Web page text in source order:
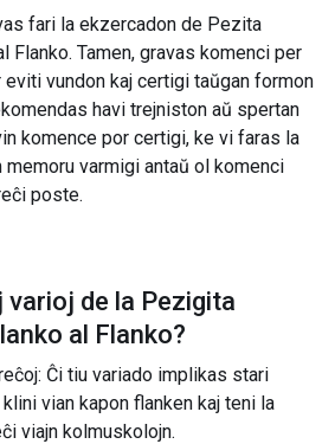
fari la ekzercadon de Pezita
Flanko. Tamen, gravas komenci per
vundon kaj certigi taŭgan formon
havi trejniston aŭ spertan
komence por certigi, ke vi faras la
varmigi antaŭ ol komenci
poste.
de la Pezigita
al Flanko?
Ĉi tiu variado implikas stari
vian kapon flanken kaj teni la
viajn kolmuskolojn.